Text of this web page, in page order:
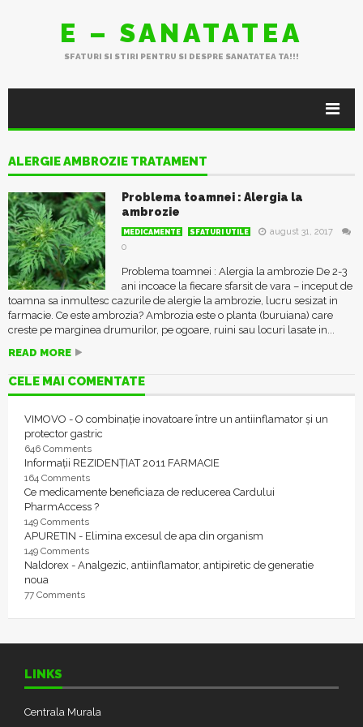
E – SANATATEA
SFATURI SI STIRI PENTRU SI DESPRE SANATATEA TA!!!
ALERGIE AMBROZIE TRATAMENT
Problema toamnei : Alergia la
ambrozie
MEDICAMENTE SFATURI UTILE
august 31, 2017
0
Problema toamnei : Alergia la ambrozie De 2-3
ani incoace la fiecare sfarsit de vara – inceput de
toamna sa inmultesc cazurile de alergie la ambrozie, lucru sesizat in
farmacie. Ce este ambrozia? Ambrozia este o planta (buruiana) care
creste pe marginea drumurilor, pe ogoare, ruini sau locuri lasate in...
READ MORE
CELE MAI COMENTATE
VIMOVO - O combinație inovatoare între un antiinflamator și un
protector gastric
646 Comments
Informații REZIDENȚIAT 2011 FARMACIE
164 Comments
Ce medicamente beneficiaza de reducerea Cardului
PharmAccess ?
149 Comments
APURETIN - Elimina excesul de apa din organism
149 Comments
Naldorex - Analgezic, antiinflamator, antipiretic de generatie
noua
77 Comments
LINKS
Centrala Murala